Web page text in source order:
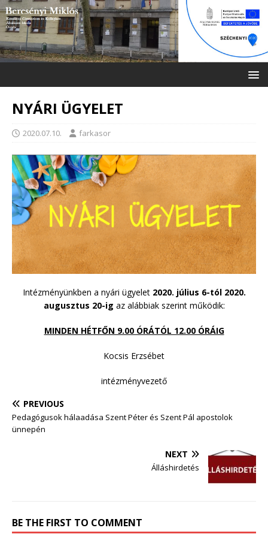
NYÁRI ÜGYELET
2020.07.10. farkasor
Intézményünkben a nyári ügyelet 2020. július 6-tól 2020.
augusztus 20-ig az alábbiak szerint működik:
MINDEN HÉTFŐN 9.00 ÓRÁTÓL 12.00 ÓRÁIG
Kocsis Erzsébet
intézményvezető
PREVIOUS
Pedagógusok hálaadása Szent Péter és Szent Pál apostolok
ünnepén
NEXT
Álláshirdetés
BE THE FIRST TO COMMENT